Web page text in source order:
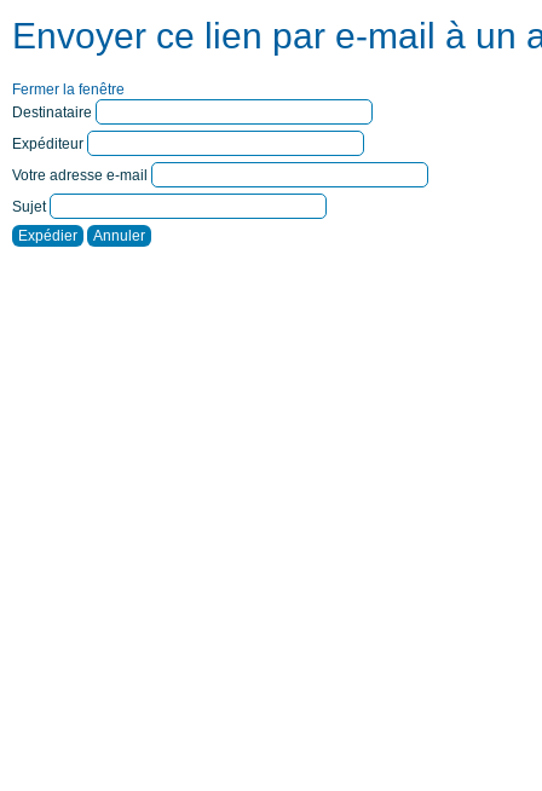
Envoyer ce lien par e-mail à un
Fermer la fenêtre
Destinataire
Expéditeur
Votre adresse e-mail
Sujet
Expédier
Annuler